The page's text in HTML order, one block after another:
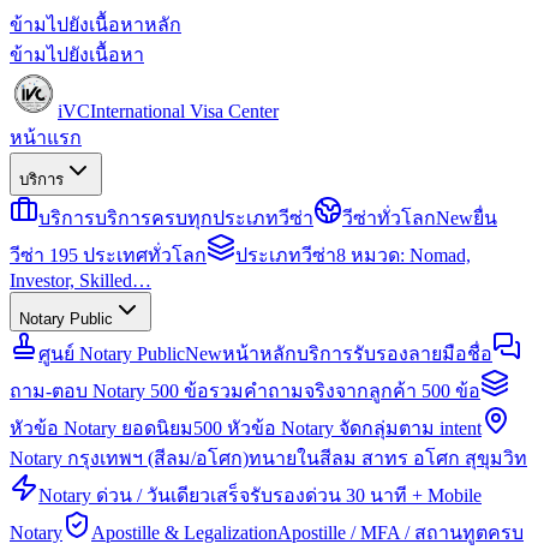
ข้ามไปยังเนื้อหาหลัก
ข้ามไปยังเนื้อหา
iVCInternational Visa Center
หน้าแรก
บริการ
บริการบริการครบทุกประเภทวีซ่า วีซ่าทั่วโลกNewยื่น
วีซ่า 195 ประเทศทั่วโลก
ประเภทวีซ่า8 หมวด: Nomad,
Investor, Skilled…
Notary Public
ศูนย์ Notary PublicNewหน้าหลักบริการรับรองลายมือชื่อ
ถาม-ตอบ Notary 500 ข้อรวมคำถามจริงจากลูกค้า 500 ข้อ
หัวข้อ Notary ยอดนิยม500 หัวข้อ Notary จัดกลุ่มตาม intent
Notary กรุงเทพฯ (สีลม/อโศก)ทนายในสีลม สาทร อโศก สุขุมวิท
Notary ด่วน / วันเดียวเสร็จรับรองด่วน 30 นาที + Mobile
Notary
Apostille & LegalizationApostille / MFA / สถานทูตครบ